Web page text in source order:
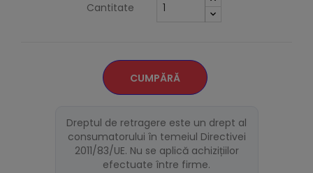
Cantitate
CUMPĂRĂ
Dreptul de retragere este un drept al
consumatorului în temeiul Directivei
2011/83/UE. Nu se aplică achizițiilor
efectuate între firme.